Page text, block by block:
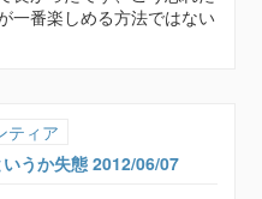
一番楽しめる方法ではない
ティア
うか失態 2012/06/07